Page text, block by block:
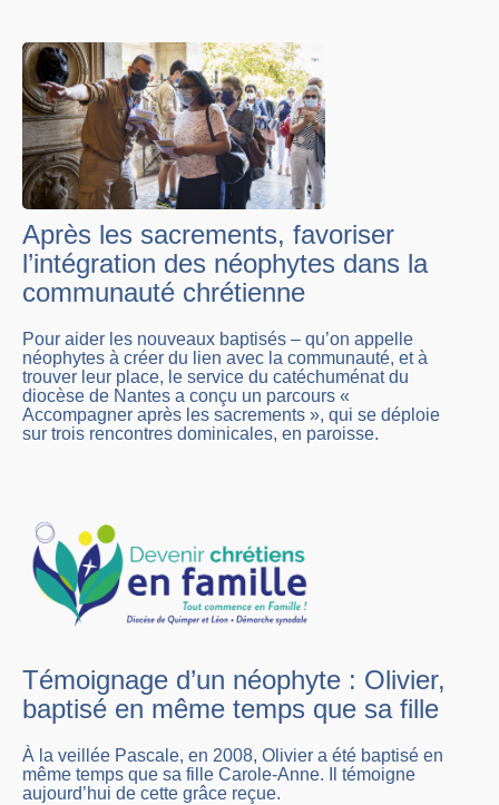
Après les sacrements, favoriser
l’intégration des néophytes dans la
communauté chrétienne
Pour aider les nouveaux baptisés – qu’on appelle
néophytes à créer du lien avec la communauté, et à
trouver leur place, le service du catéchuménat du
diocèse de Nantes a conçu un parcours «
Accompagner après les sacrements », qui se déploie
sur trois rencontres dominicales, en paroisse.
Témoignage d’un néophyte : Olivier,
baptisé en même temps que sa fille
À la veillée Pascale, en 2008, Olivier a été baptisé en
même temps que sa fille Carole-Anne. Il témoigne
aujourd’hui de cette grâce reçue.